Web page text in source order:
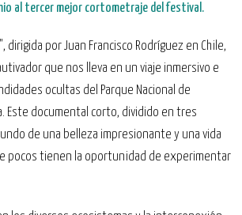
al tercer mejor cortometraje del festival.
dirigida por Juan Francisco Rodríguez en Chile,
que nos lleva en un viaje inmersivo e
ocultas del Parque Nacional de
Este documental corto, dividido en tres
de una belleza impresionante y una vida
pocos tienen la oportunidad de experimentar